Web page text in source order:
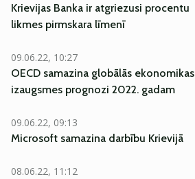
Krievijas Banka ir atgriezusi procentu
likmes pirmskara līmenī
09.06.22, 10:27
OECD samazina globālās ekonomikas
izaugsmes prognozi 2022. gadam
09.06.22, 09:13
Microsoft samazina darbību Krievijā
08.06.22, 11:12